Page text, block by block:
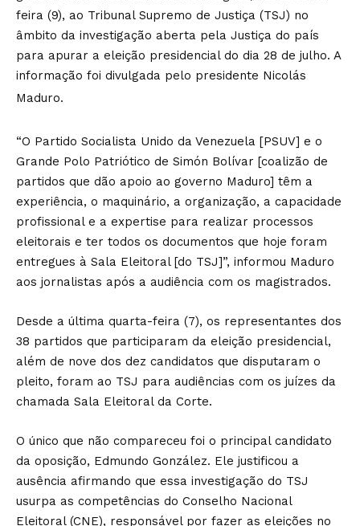
feira (9), ao Tribunal Supremo de Justiça (TSJ) no
âmbito da investigação aberta pela Justiça do país
para apurar a eleição presidencial do dia 28 de julho. A
informação foi divulgada pelo presidente Nicolás
Maduro.
“O Partido Socialista Unido da Venezuela [PSUV] e o
Grande Polo Patriótico de Simón Bolívar [coalizão de
partidos que dão apoio ao governo Maduro] têm a
experiência, o maquinário, a organização, a capacidade
profissional e a expertise para realizar processos
eleitorais e ter todos os documentos que hoje foram
entregues à Sala Eleitoral [do TSJ]”, informou Maduro
aos jornalistas após a audiência com os magistrados.
Desde a última quarta-feira (7), os representantes dos
38 partidos que participaram da eleição presidencial,
além de nove dos dez candidatos que disputaram o
pleito, foram ao TSJ para audiências com os juízes da
chamada Sala Eleitoral da Corte.
O único que não compareceu foi o principal candidato
da oposição, Edmundo González. Ele justificou a
ausência afirmando que essa investigação do TSJ
usurpa as competências do Conselho Nacional
Eleitoral (CNE), responsável por fazer as eleições no